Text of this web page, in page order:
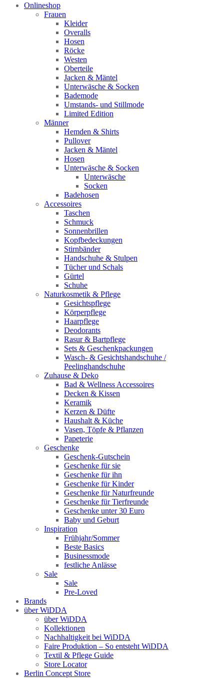
Onlineshop
Frauen
Kleider
Overalls
Hosen
Röcke
Westen
Oberteile
Jacken & Mäntel
Unterwäsche & Socken
Bademode
Umstands- und Stillmode
Limited Edition
Männer
Hemden & Shirts
Pullover
Jacken & Mäntel
Hosen
Unterwäsche & Socken
Unterwäsche
Socken
Badehosen
Accessoires
Taschen
Schmuck
Sonnenbrillen
Kopfbedeckungen
Stirnbänder
Handschuhe & Stulpen
Tücher und Schals
Gürtel
Schuhe
Naturkosmetik & Pflege
Gesichtspflege
Körperpflege
Haarpflege
Deodorants
Rasur & Bartpflege
Sets & Geschenkpackungen
Wasch‑ & Gesichtshandschuhe /
Peelinghandschuhe
Zuhause & Deko
Bad & Wellness Accessoires
Decken & Kissen
Keramik
Kerzen & Düfte
Haushalt & Küche
Vasen, Töpfe & Pflanzen
Papeterie
Geschenke
Geschenk-Gutschein
Geschenke für sie
Geschenke für ihn
Geschenke für Kinder
Geschenke für Naturfreunde
Geschenke für Tierfreunde
Geschenke unter 30 Euro
Baby und Geburt
Inspiration
Frühjahr/Sommer
Beste Basics
Businessmode
festliche Anlässe
Sale
Sale
Pre-Loved
Brands
über WiDDA
über WiDDA
Kollektionen
Nachhaltigkeit bei WiDDA
Faire Produktion – So entsteht WiDDA
Textil & Pflege Guide
Store Locator
Berlin Concept Store